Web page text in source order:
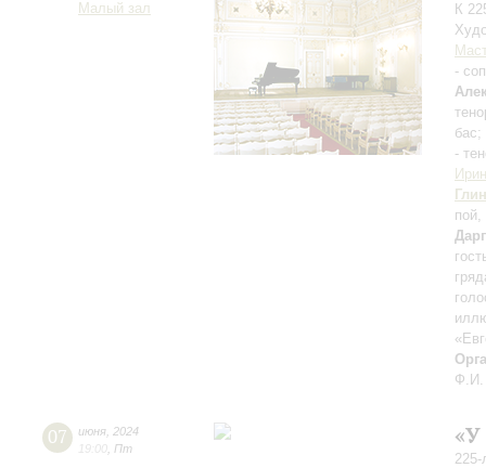
Малый зал
К
-
бас;
-
Ф.И.
07 июня 2024
19:00 Пт